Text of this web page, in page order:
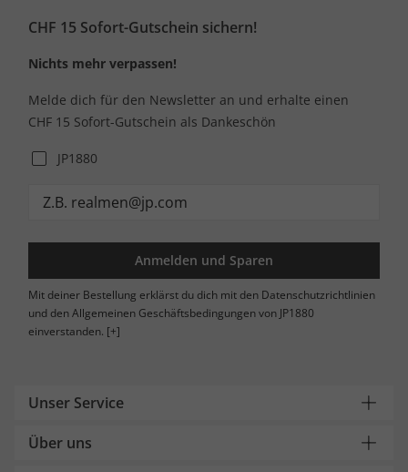
CHF 15 Sofort-Gutschein sichern!
Nichts mehr verpassen!
Melde dich für den Newsletter an und erhalte einen
CHF 15 Sofort-Gutschein als Dankeschön
JP1880
Anmelden und Sparen
Mit deiner Bestellung erklärst du dich mit den Datenschutzrichtlinien
und den Allgemeinen Geschäftsbedingungen von JP1880
einverstanden. [+]
Unser Service
Über uns